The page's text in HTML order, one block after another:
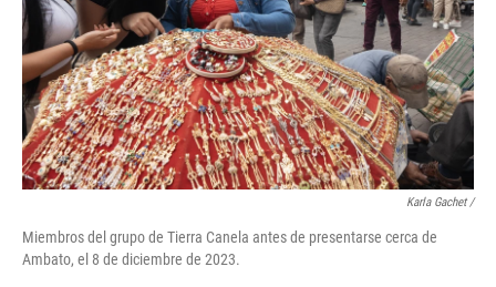
Karla Gachet/
Miembros del grupo de Tierra Canela antes de presentarse cerca de
Ambato, el 8 de diciembre de 2023.